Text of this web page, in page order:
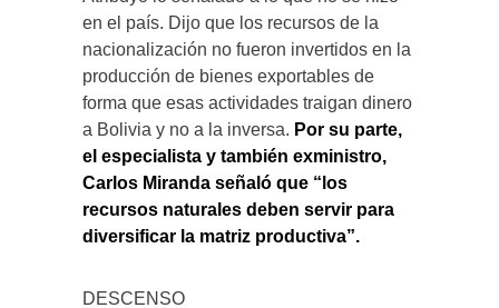
en el país. Dijo que los recursos de la
nacionalización no fueron invertidos en la
producción de bienes exportables de
forma que esas actividades traigan dinero
a Bolivia y no a la inversa. Por su parte,
el especialista y también exministro,
Carlos Miranda señaló que “los
recursos naturales deben servir para
diversificar la matriz productiva”.
DESCENSO